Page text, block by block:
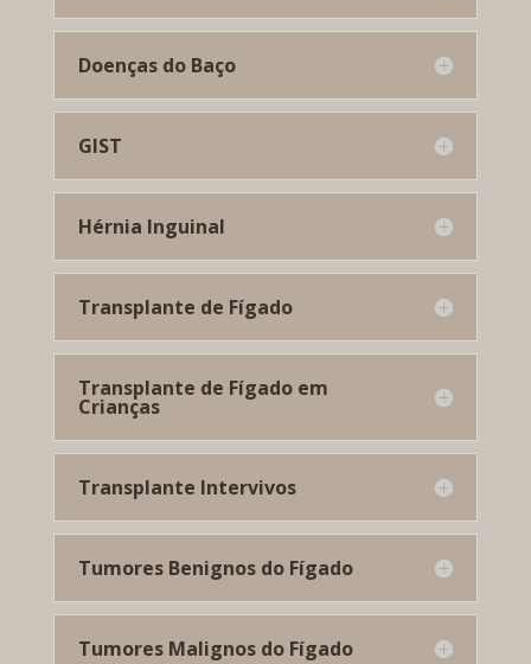
Doenças do Baço
GIST
Hérnia Inguinal
Transplante de Fígado
Transplante de Fígado em
Crianças
Transplante Intervivos
Tumores Benignos do Fígado
Tumores Malignos do Fígado